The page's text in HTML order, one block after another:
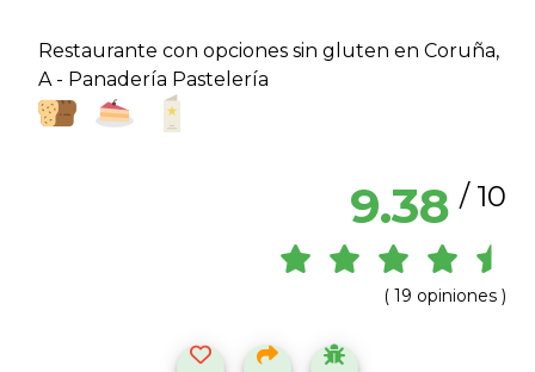
Restaurante con opciones sin gluten en Coruña,
A - Panaderí­a Pastelerí­a
9.38 / 10
( 19 opiniones )